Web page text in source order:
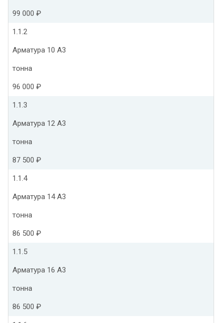
99 000 ₽
1.1.2
Арматура 10 А3
тонна
96 000 ₽
1.1.3
Арматура 12 А3
тонна
87 500 ₽
1.1.4
Арматура 14 А3
тонна
86 500 ₽
1.1.5
Арматура 16 А3
тонна
86 500 ₽